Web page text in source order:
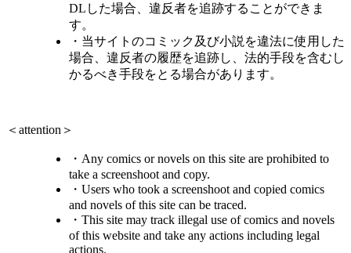
DLした場合、違反者を追跡することができま
す。
・当サイトのコミック及び小説を違法に使用した
場合、違反者の履歴を追跡し、法的手段を含むし
かるべき手段をとる場合があります。
＜attention＞
・Any comics or novels on this site are prohibited to
take a screenshoot and copy.
・Users who took a screenshoot and copied comics
and novels of this site can be traced.
・This site may track illegal use of comics and novels
of this website and take any actions including legal
actions.